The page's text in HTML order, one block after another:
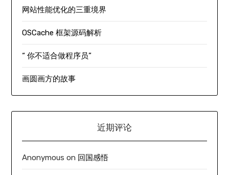
网站性能优化的三重境界
OSCache 框架源码解析
“ 你不适合做程序员”
画圆画方的故事
近期评论
Anonymous on 回国感悟